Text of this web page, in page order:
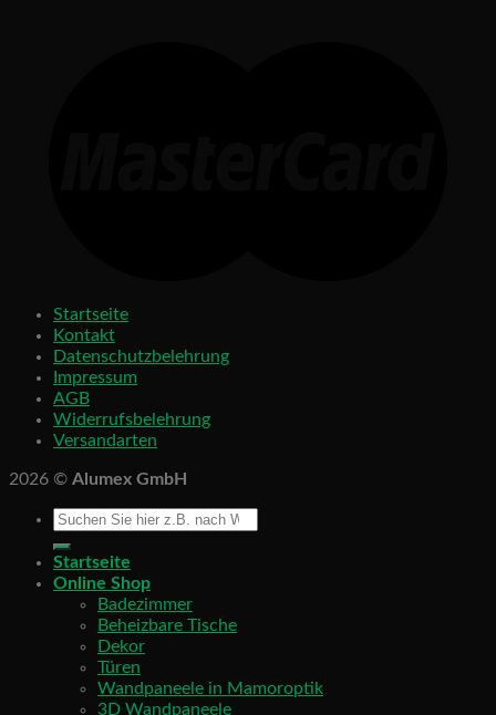
Startseite
Kontakt
Datenschutzbelehrung
Impressum
AGB
Widerrufsbelehrung
Versandarten
2026 © Alumex GmbH
Startseite
Online Shop
Badezimmer
Beheizbare Tische
Dekor
Türen
Wandpaneele in Mamoroptik
3D Wandpaneele